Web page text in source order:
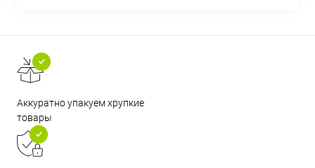
Аккуратно упакуем хрупкие
товары